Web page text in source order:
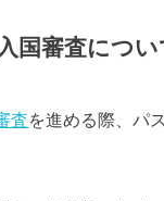
国審査につい
査を進める際、パ